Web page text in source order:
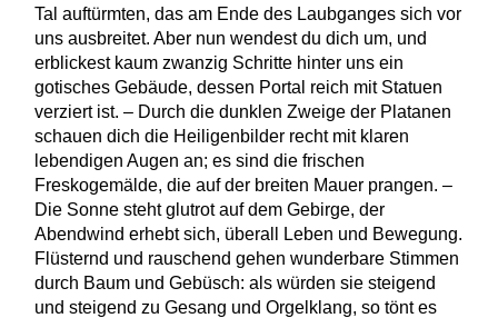
Tal auftürmten, das am Ende des Laubganges sich vor
uns ausbreitet. Aber nun wendest du dich um, und
erblickest kaum zwanzig Schritte hinter uns ein
gotisches Gebäude, dessen Portal reich mit Statuen
verziert ist. – Durch die dunklen Zweige der Platanen
schauen dich die Heiligenbilder recht mit klaren
lebendigen Augen an; es sind die frischen
Freskogemälde, die auf der breiten Mauer prangen. –
Die Sonne steht glutrot auf dem Gebirge, der
Abendwind erhebt sich, überall Leben und Bewegung.
Flüsternd und rauschend gehen wunderbare Stimmen
durch Baum und Gebüsch: als würden sie steigend
und steigend zu Gesang und Orgelklang, so tönt es